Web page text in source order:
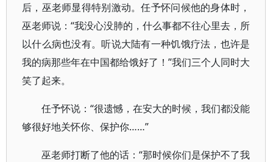
后，巫老师显得特别激动。任予怀问候他的身体时，
巫老师说：“我没心没肺的，什么事都不往心里去，所
以什么病也没有。听说大陆有一种饥饿疗法，也许是
我的病那些年在中国都给饿好了！”我们三个人同时大
笑了起来。
任予怀说：“很遗憾，在安大的时候，我们都没能
够很好地关怀你、保护你……”
巫老师打断了他的话：“那时候你们是保护不了我